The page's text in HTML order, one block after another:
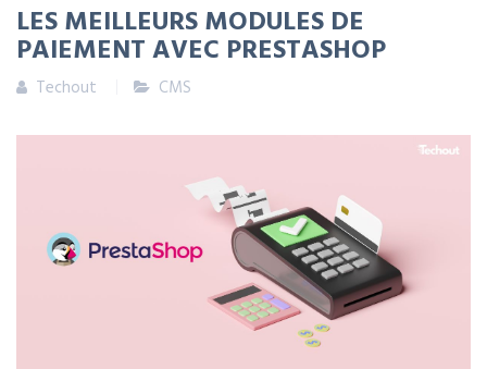
LES MEILLEURS MODULES DE
PAIEMENT AVEC PRESTASHOP
Techout CMS